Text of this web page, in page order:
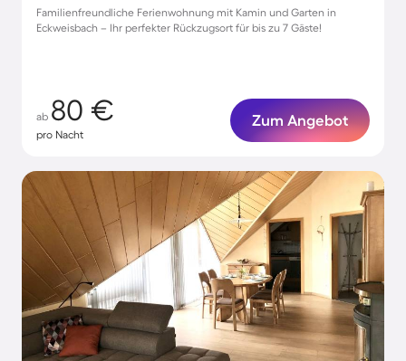
Familienfreundliche Ferienwohnung mit Kamin und Garten in
Eckweisbach – Ihr perfekter Rückzugsort für bis zu 7 Gäste!
ab 80 €
pro Nacht
Zum Angebot